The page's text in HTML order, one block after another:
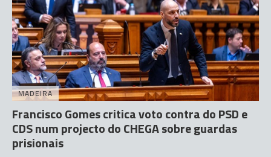
MADEIRA
Francisco Gomes critica voto contra do PSD e
CDS num projecto do CHEGA sobre guardas
prisionais